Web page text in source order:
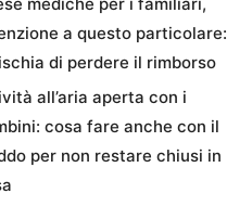
a questo particolare:
di perdere il rimborso
all’aria aperta con i
cosa fare anche con il
per non restare chiusi in